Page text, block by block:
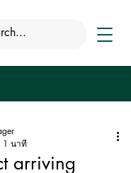
arriving
1 นาที